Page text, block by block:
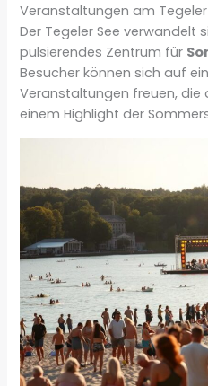
Veranstaltungen am Tegeler
Der Tegeler See verwandelt
pulsierendes Zentrum für
Besucher können sich auf
Veranstaltungen freuen, die
einem Highlight der